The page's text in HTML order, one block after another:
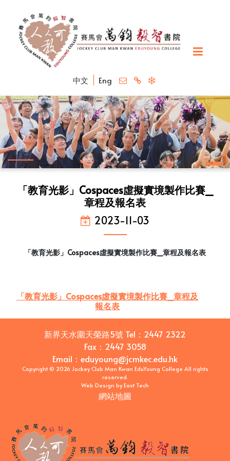
中文 Eng
「教育光影」Cospaces虛擬實境製作比賽_
章程及報名表
2023-11-03
「教育光影」Cospaces虛擬實境製作比賽_章程及報名表
「教育光影」Cospaces虛擬實境製作比賽_章程及
報名表
新界天水圍天榮路5號 Tel： 2447 2322
Fax： 2447 3058
Email ： eduyoung@jcmkec.edu.hk
Copyright © 2026 Jockey Club Man Kwan EduYoung College All rights
reserved.
Web Design byEast Tech
網站地圖